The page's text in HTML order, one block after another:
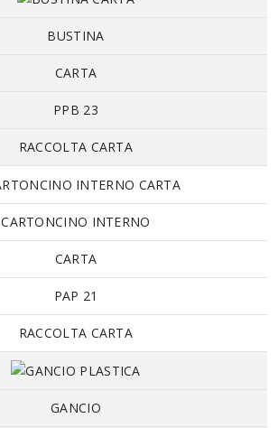
BUSTINA
CARTA
PPB 23
RACCOLTA CARTA
CARTONCINO INTERNO
CARTA
PAP 21
RACCOLTA CARTA
GANCIO